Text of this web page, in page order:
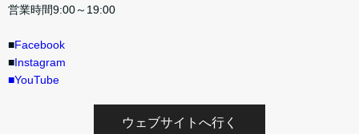
営業時間9:00～19:00
■Facebook
■Instagram
■YouTube
ウェブサイトへ行く